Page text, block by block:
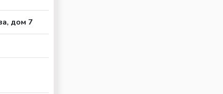
дом 7